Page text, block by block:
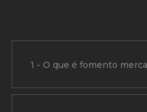
1 - O que é fomento